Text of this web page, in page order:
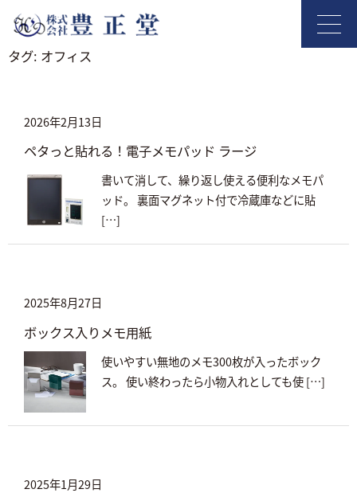
タグ: オフィス
2026年2月13日
ペタっと貼れる！電子メモパッド ラージ
書いて消して、繰り返し使える便利なメモパ
ッド。 裏面マグネット付で冷蔵庫などに貼
[…]
2025年8月27日
ボックス入りメモ用紙
使いやすい無地のメモ300枚が入ったボック
ス。 使い終わったら小物入れとしても使 […]
2025年1月29日